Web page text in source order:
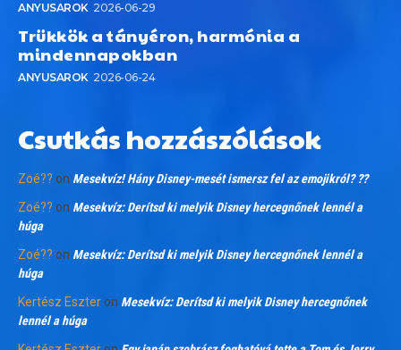
ANYUSAROK 2026-06-29
Trükkök a tányéron, harmónia a
mindennapokban
ANYUSAROK 2026-06-24
Csutkás hozzászólások
Zoé?? on Mesekvíz! Hány Disney-mesét ismersz fel az emojikról? ??
Zoé?? on Mesekvíz: Derítsd ki melyik Disney hercegnőnek lennél a
húga
Zoé?? on Mesekvíz: Derítsd ki melyik Disney hercegnőnek lennél a
húga
Kertész Eszter on Mesekvíz: Derítsd ki melyik Disney hercegnőnek
lennél a húga